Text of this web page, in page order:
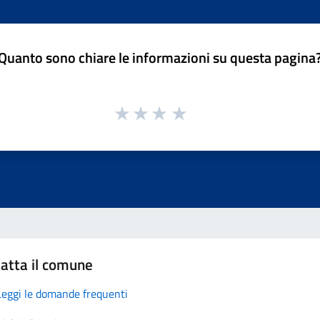
sono chiare le informazioni su questa
il comune
le domande frequenti